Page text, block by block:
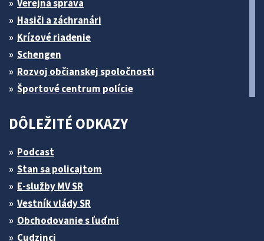
Verejná správa
Hasiči a záchranári
Krízové riadenie
Schengen
Rozvoj občianskej spoločnosti
Športové centrum polície
DÔLEŽITÉ ODKAZY
Podcast
Stan sa policajtom
E-služby MV SR
Vestník vlády SR
Obchodovanie s ľuďmi
Cudzinci